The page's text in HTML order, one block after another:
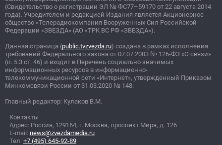
(Свидетельство о регистрации ЭЛ № ФС77–59170 от 22 августа 2014
года). Учредителем и редакцией Издания является Акционерное
общество «Телерадиокомпания Вооруженных Сил Российской
Федерации «ЗВЕЗДА» (АО «ТРК ВС РФ «ЗВЕЗДА»).
Данная страница (public.tvzvezda.ru) создана в рамках исполнения
требований Федерального закона от 07.07.2003 № 126-ФЗ «О связи»
(п. 5.3 ст. 46) и входит в Перечень социально значимых
информационных ресурсов в информационно-
телекоммуникационной сети «Интернет», утвержденный Приказом
Минкомсвязи России от 31.03.2020 № 148.
Главный редактор: Кулаков В.М.
Контакты
Адрес: Россия, 129164, г. Москва, проспект Мира, д. 126
E-mail: news@zvezdamedia.ru
Тел: +7 (495) 645-92-89